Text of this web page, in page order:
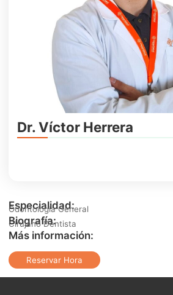
Dr. Víctor Herrera
Especialidad:
Odontología General
Biografía:
Cirujano Dentista
Más información:
Reservar Hora